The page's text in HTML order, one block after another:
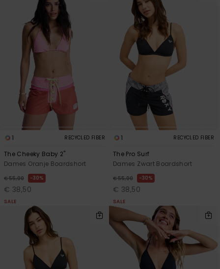
1 RECYCLED FIBER
The Cheeky Baby 2"
Dames Oranje Boardshort
€ 55,00 30%
€ 38,50
SALE
1 RECYCLED FIBER
The Pro Surf
Dames Zwart Boardshort
€ 55,00 30%
€ 38,50
SALE